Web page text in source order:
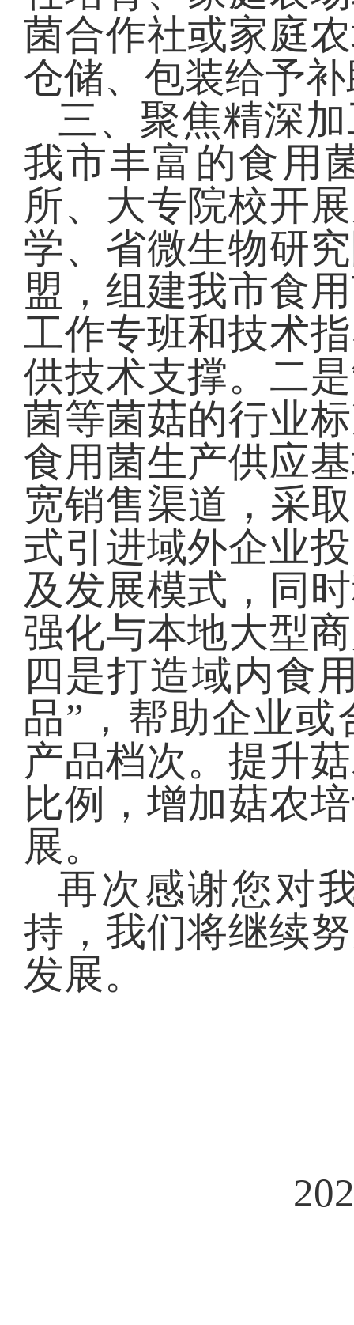
菌合作社或家庭
仓储、包装给予
三、聚焦精深
我市丰富的食用
所、大专院校开
学、省微生物研
盟，组建我市食
工作专班和技术
供技术支撑。二
菌等菌菇的行业
食用菌生产供应
宽销售渠道，采
式引进域外企业
及发展模式，同
强化与本地大型
四是打造域内食
品”，帮助企业
产品档次。提升
比例，增加菇农
展。
再次感谢您对
持，我们将继续
发展。